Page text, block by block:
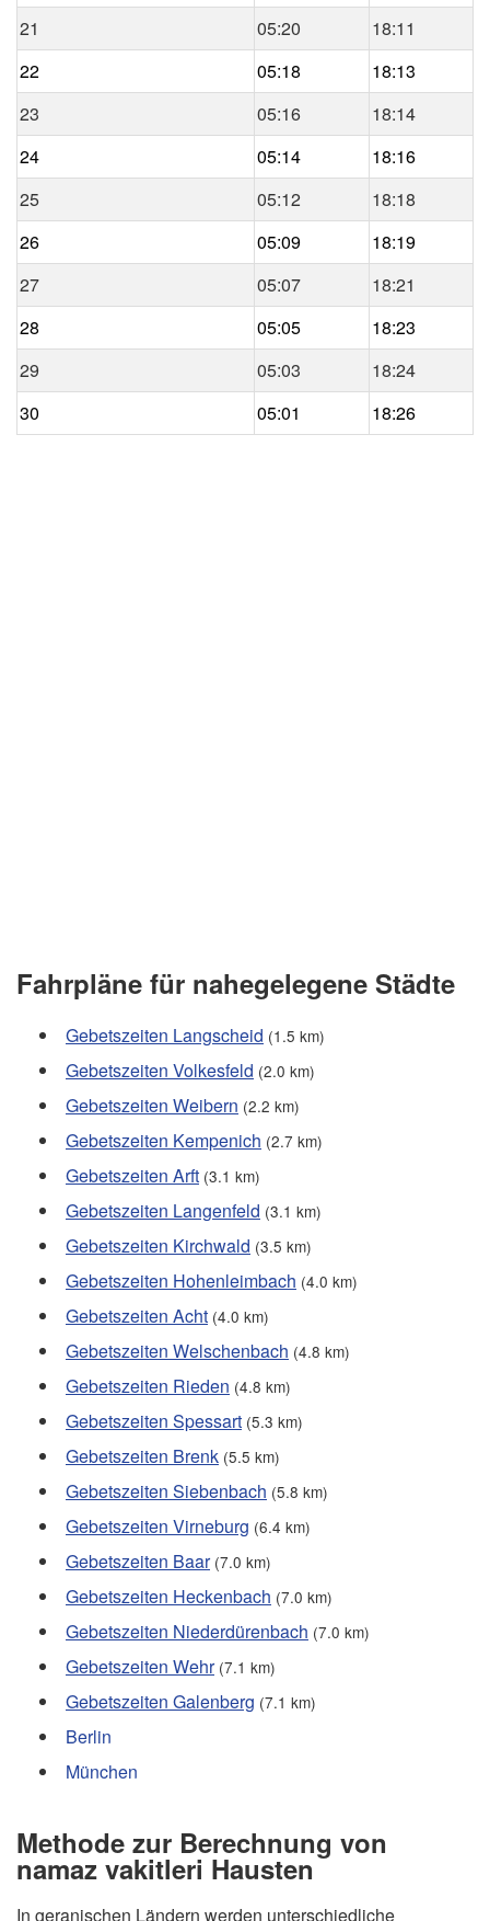
21
05:20
18:11
22
05:18
18:13
23
05:16
18:14
24
05:14
18:16
25
05:12
18:18
26
05:09
18:19
27
05:07
18:21
28
05:05
18:23
29
05:03
18:24
30
05:01 18:26
Fahrpläne für nahegelegene Städte
Gebetszeiten Langscheid (1.5 km)
Gebetszeiten Volkesfeld (2.0 km)
Gebetszeiten Weibern (2.2 km)
Gebetszeiten Kempenich (2.7 km)
Gebetszeiten Arft (3.1 km)
Gebetszeiten Langenfeld (3.1 km)
Gebetszeiten Kirchwald (3.5 km)
Gebetszeiten Hohenleimbach (4.0 km)
Gebetszeiten Acht (4.0 km)
Gebetszeiten Welschenbach (4.8 km)
Gebetszeiten Rieden (4.8 km)
Gebetszeiten Spessart (5.3 km)
Gebetszeiten Brenk (5.5 km)
Gebetszeiten Siebenbach (5.8 km)
Gebetszeiten Virneburg (6.4 km)
Gebetszeiten Baar (7.0 km)
Gebetszeiten Heckenbach (7.0 km)
Gebetszeiten Niederdürenbach (7.0 km)
Gebetszeiten Wehr (7.1 km)
Gebetszeiten Galenberg (7.1 km)
Berlin
München
Methode zur Berechnung von
namaz vakitleri Hausten
In geranischen Ländern werden unterschiedliche